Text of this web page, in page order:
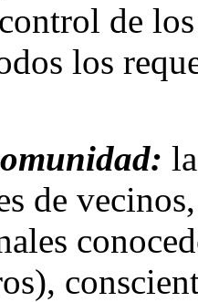
de
los
de